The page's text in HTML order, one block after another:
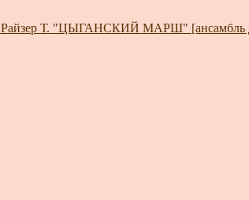
Райзер Т. "ЦЫГАНСКИЙ МАРШ" [ансамбль